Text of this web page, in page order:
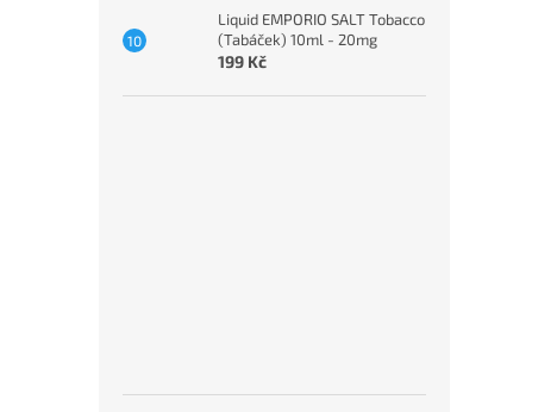
Liquid EMPORIO SALT Tobacco
(Tabáček) 10ml - 20mg
199 Kč